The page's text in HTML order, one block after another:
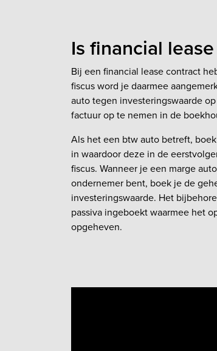
Is financial
Bij een financial lease contract
fiscus word je daarmee
auto tegen investeringswaarde
factuur op te nemen in de
Als het een btw auto betreft,
in waardoor deze in de
fiscus. Wanneer je een marge
ondernemer bent, boek je de
investeringswaarde. Het
passiva ingeboekt waarmee het
opgeheven.